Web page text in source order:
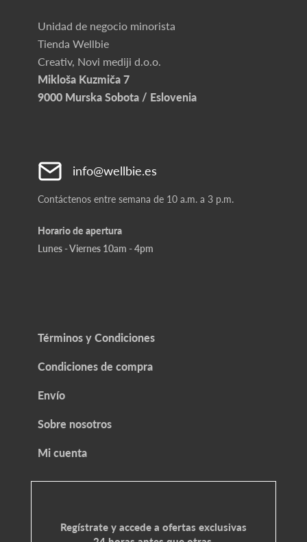
Unidad de negocio minorista
Tienda Wellbie
Creativ, Novi mediji d.o.o.
Mikloša Kuzmiča 7
9000 Murska Sobota / Eslovenia
info@wellbie.es
Contáctenos entre semana de 10 a.m. a 3 p.m.
Horario de apertura
Lunes - Viernes 10am - 4pm
Términos y Condiciones
Condiciones de compra
Envío
Sobre nosotros
Mi cuenta
Regístrate y accede a ofertas exclusivas